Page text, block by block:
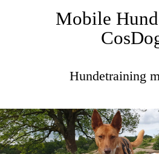
Mobile
Hundetraining